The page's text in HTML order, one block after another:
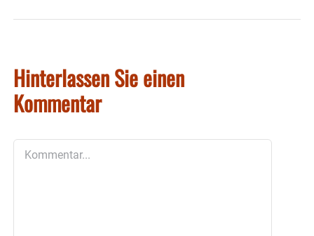
Hinterlassen Sie einen
Kommentar